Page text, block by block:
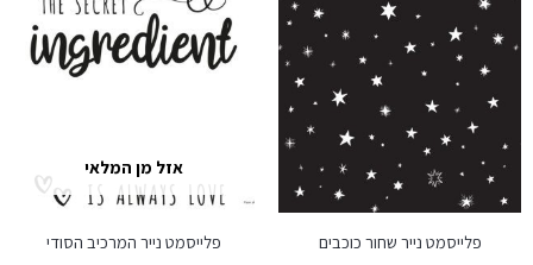
פלייסמט נייר שחור כוכבים
אזל מן המלאי
פלייסמט נייר המרכיב הסודי